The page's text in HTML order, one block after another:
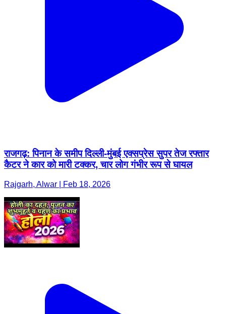
राजगढ़: पिनान के समीप दिल्ली-मुंबई एक्सप्रेस सुपर तेज रफ्तार
कैटर ने कार को मारी टक्कर, चार लोग गंभीर रूप से घायल
Rajgarh, Alwar | Feb 18, 2026